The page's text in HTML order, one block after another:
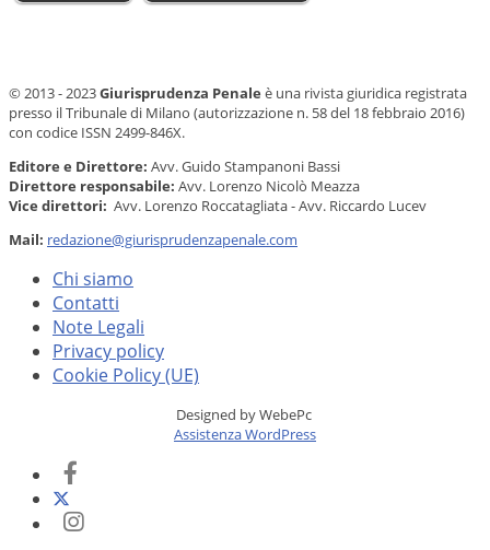
© 2013 - 2023Giurisprudenza Penale è una rivista giuridica registrata
presso il Tribunale di Milano (autorizzazione n. 58 del 18 febbraio 2016)
con codice ISSN 2499-846X.
Editore e Direttore: Avv. Guido Stampanoni Bassi
Direttore responsabile: Avv. Lorenzo Nicolò Meazza
Vice direttori: Avv. Lorenzo Roccatagliata - Avv. Riccardo Lucev
Mail: redazione@giurisprudenzapenale.com
Chi siamo
Contatti
Note Legali
Privacy policy
Cookie Policy (UE)
Designed by WebePc
Assistenza WordPress